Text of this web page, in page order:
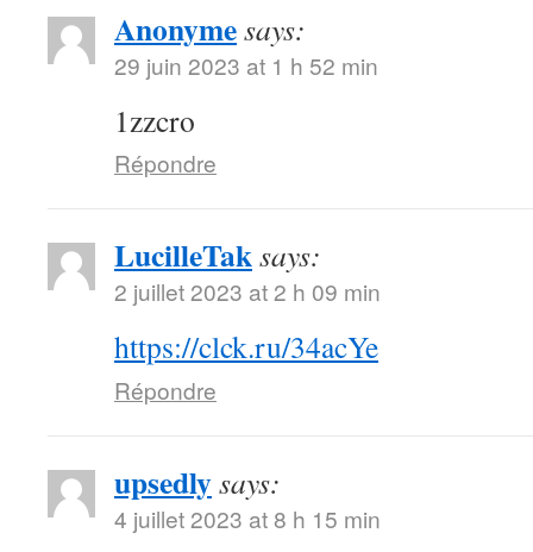
Anonymesays:
29 juin 2023 at 1 h 52 min
1zzcro
Répondre
LucilleTaksays:
2 juillet 2023 at 2 h 09 min
https://clck.ru/34acYe
Répondre
upsedlysays:
4 juillet 2023 at 8 h 15 min